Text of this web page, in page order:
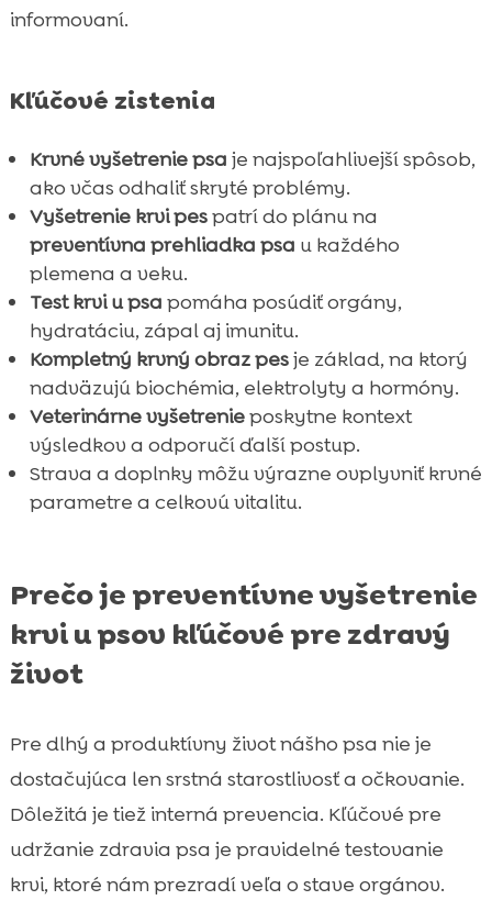
informovaní.
Kľúčové zistenia
Krvné vyšetrenie psa je najspoľahlivejší spôsob,
ako včas odhaliť skryté problémy.
Vyšetrenie krvi pespatrí do plánu na
preventívna prehliadka psa u každého
plemena a veku.
Test krvi u psa pomáha posúdiť orgány,
hydratáciu, zápal aj imunitu.
Kompletný krvný obraz pesje základ, na ktorý
nadväzujú biochémia, elektrolyty a hormóny.
Veterinárne vyšetrenieposkytne kontext
výsledkov a odporučí ďalší postup.
Strava a doplnky môžu výrazne ovplyvniť krvné
parametre a celkovú vitalitu.
Prečo je preventívne vyšetrenie
krvi u psov kľúčové pre zdravý
život
Pre dlhý a produktívny život nášho psa nie je
dostačujúca len srstná starostlivosť a očkovanie.
Dôležitá je tiež interná prevencia. Kľúčové pre
udržanie zdravia psa je pravidelné testovanie
krvi, ktoré nám prezradí veľa o stave orgánov.